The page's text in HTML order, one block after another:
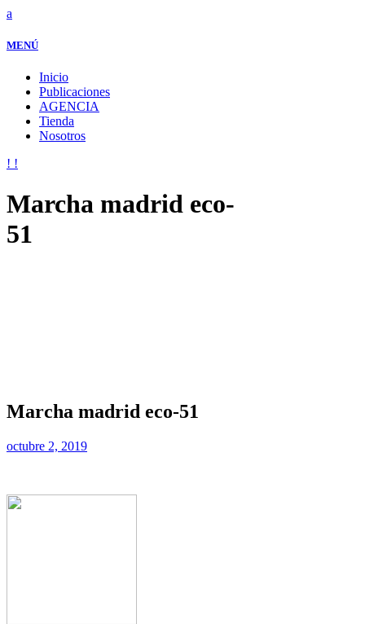
MENÚ
Inicio
Publicaciones
AGENCIA
Tienda
Nosotros
Marcha madrid eco-
51
Marcha madrid eco-51
octubre 2, 2019